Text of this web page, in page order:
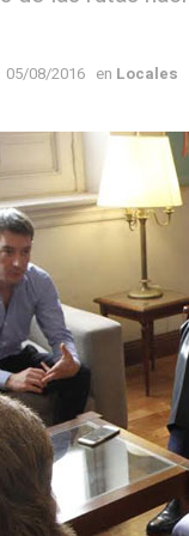
05/08/2016 en Locales